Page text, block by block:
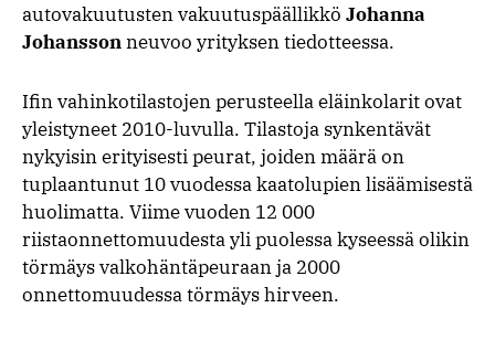
autovakuutusten vakuutuspäällikkö Johanna
Johanssonneuvoo yrityksen tiedotteessa.
Ifin vahinkotilastojen perusteella eläinkolarit ovat
yleistyneet 2010-luvulla. Tilastoja synkentävät
nykyisin erityisesti peurat, joiden määrä on
tuplaantunut 10 vuodessa kaatolupien lisäämisestä
huolimatta. Viime vuoden 12 000
riistaonnettomuudesta yli puolessa kyseessä olikin
törmäys valkohäntäpeuraan ja 2000
onnettomuudessa törmäys hirveen.